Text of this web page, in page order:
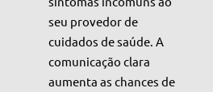
seu provedor de
cuidados de saúde. A
comunicação clara
aumenta as chances de